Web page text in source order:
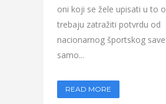
oni koji se žele upisati u to
trebaju zatražiti potvrdu od
nacionarnog športskog
samo...
READ MORE